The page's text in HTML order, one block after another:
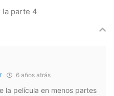
la parte 4
6 años atrás
la película en menos partes